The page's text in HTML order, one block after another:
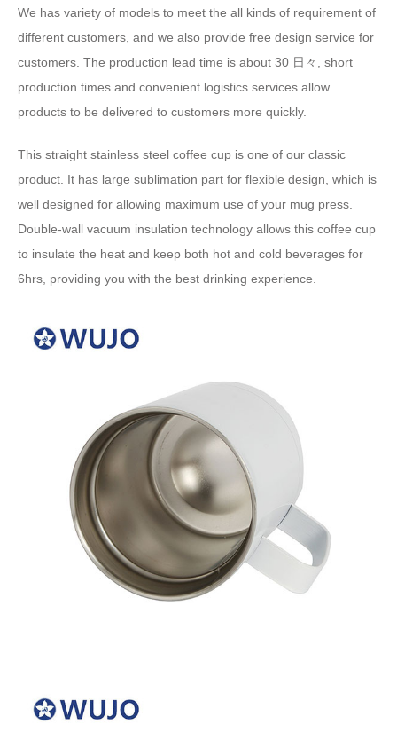
We has variety of models to meet the all kinds of requirement of
different customers, and we also provide free design service for
customers. The production lead time is about 30 日々, short
production times and convenient logistics services allow
products to be delivered to customers more quickly.
This straight stainless steel coffee cup is one of our classic
product. It has large sublimation part for flexible design, which is
well designed for allowing maximum use of your mug press.
Double-wall vacuum insulation technology allows this coffee cup
to insulate the heat and keep both hot and cold beverages for
6hrs, providing you with the best drinking experience.